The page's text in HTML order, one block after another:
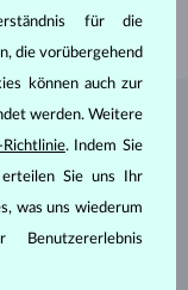
für die
die vorübergehend
können auch zur
werden. Weitere
. Indem Sie
Sie uns Ihr
was uns wiederum